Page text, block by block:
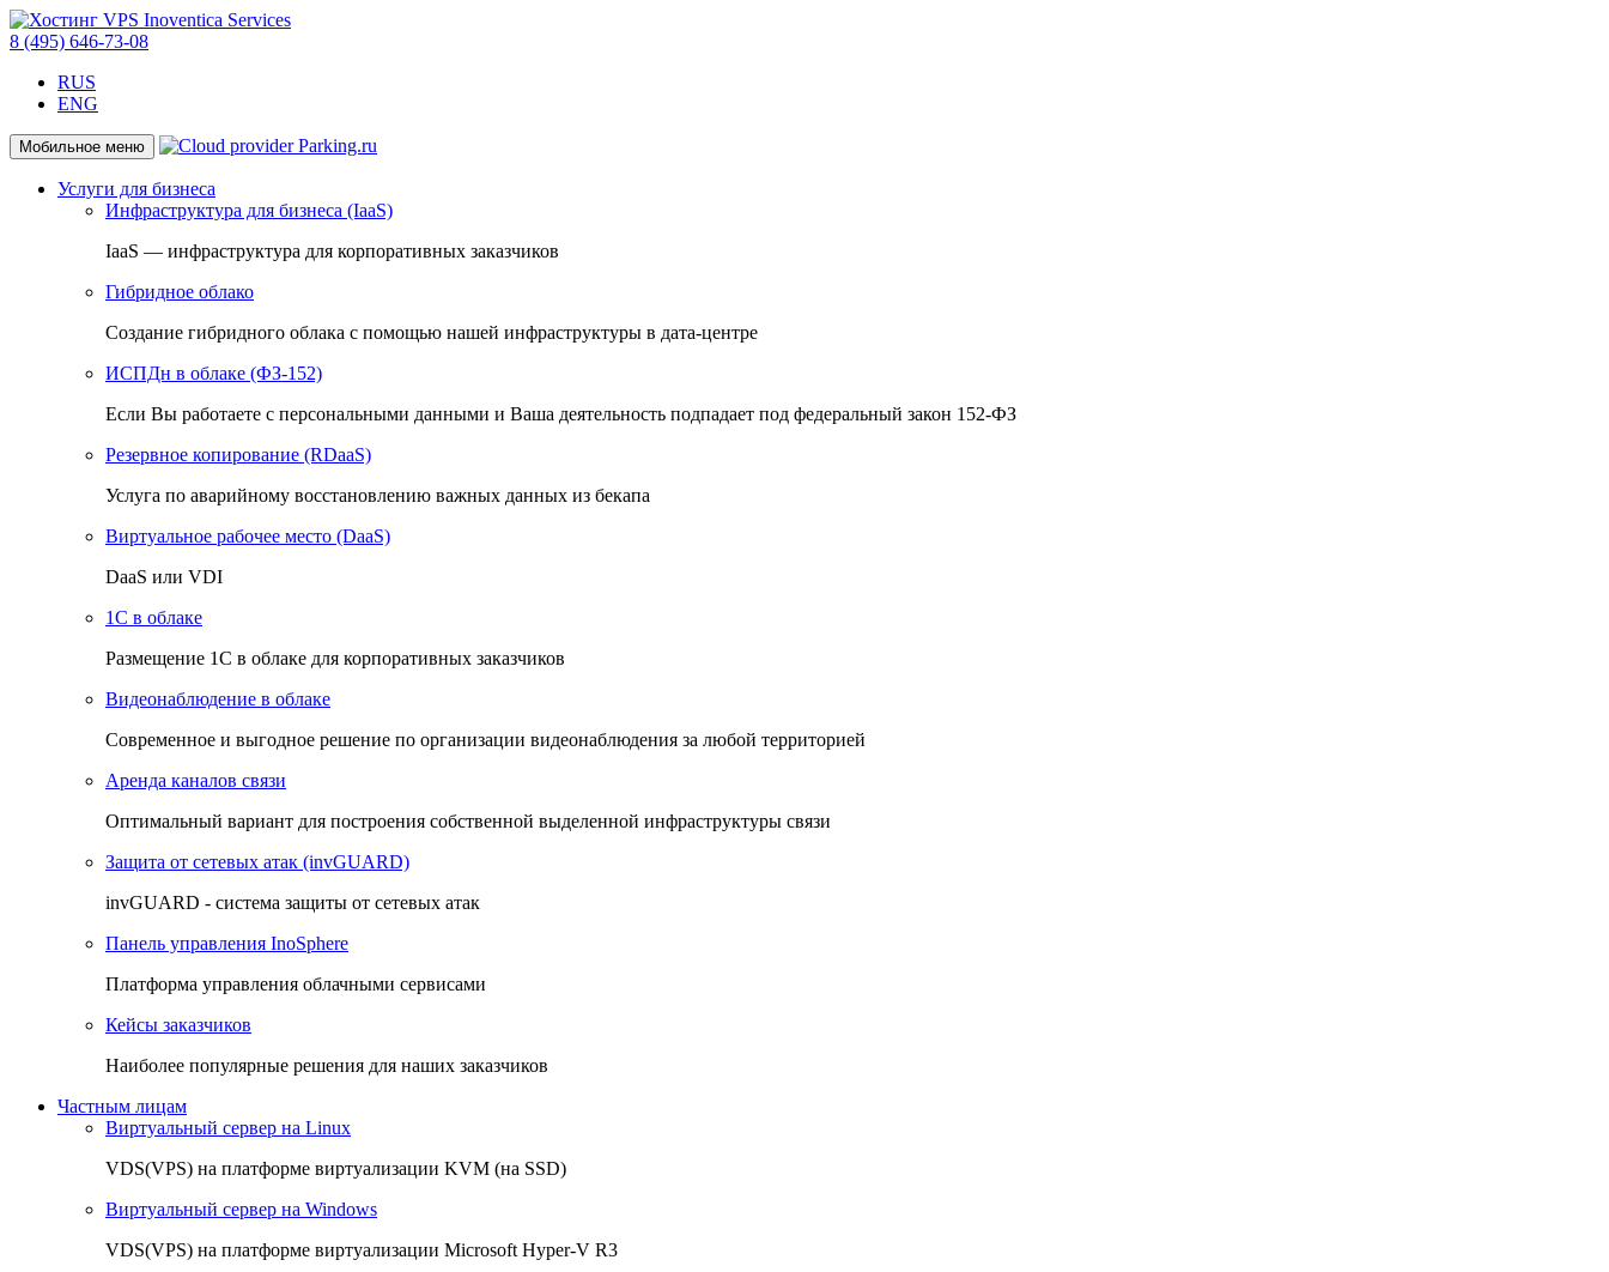
8 (495) 646-73-08
RUS
ENG
Мобильное меню
Услуги для бизнеса
Инфраструктура для бизнеса (IaaS)
IaaS — инфраструктура для корпоративных заказчиков
Гибридное облако
Создание гибридного облака с помощью нашей инфраструктуры в дата-центре
ИСПДн в облаке (ФЗ-152)
Если Вы работаете с персональными данными и Ваша деятельность подпадает под федеральный закон 152-ФЗ
Резервное копирование (RDaaS)
Услуга по аварийному восстановлению важных данных из бекапа
Виртуальное рабочее место (DaaS)
DaaS или VDI
1C в облаке
Размещение 1С в облаке для корпоративных заказчиков
Видеонаблюдение в облаке
Cовременное и выгодное решение по организации видеонаблюдения за любой территорией
Аренда каналов связи
Оптимальный вариант для построения собственной выделенной инфраструктуры связи
Защита от сетевых атак (invGUARD)
invGUARD - система защиты от сетевых атак
Панель управления InoSphere
Платформа управления облачными сервисами
Кейсы заказчиков
Наиболее популярные решения для наших заказчиков
Частным лицам
Виртуальный сервер на Linux
VDS(VPS) на платформе виртуализации KVM (на SSD)
Виртуальный сервер на Windows
VDS(VPS) на платформе виртуализации Microsoft Hyper-V R3